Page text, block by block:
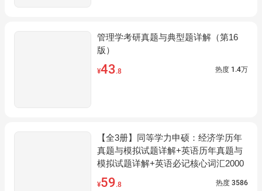
管理学考研真题与典型题详解（第16
版）
¥43.8 热度 1.4万
【全3册】同等学力申硕：经济学历年
真题与模拟试题详解+英语历年真题与
模拟试题详解+英语必记核心词汇2000
¥59.8 热度 3586